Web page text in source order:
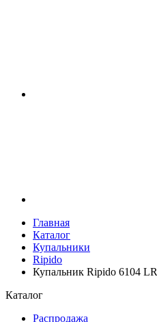
Главная
Каталог
Купальники
Ripido
Купальник Ripido 6104 LR
Каталог
Распродажа